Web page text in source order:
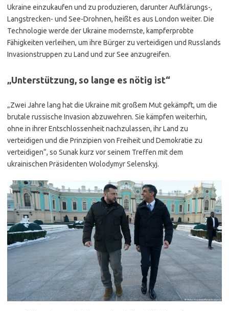
Ukraine einzukaufen und zu produzieren, darunter Aufklärungs-,
Langstrecken- und See-Drohnen, heißt es aus London weiter. Die
Technologie werde der Ukraine modernste, kampferprobte
Fähigkeiten verleihen, um ihre Bürger zu verteidigen und Russlands
Invasionstruppen zu Land und zur See anzugreifen.
„Unterstützung, so lange es nötig ist“
„Zwei Jahre lang hat die Ukraine mit großem Mut gekämpft, um die
brutale russische Invasion abzuwehren. Sie kämpfen weiterhin,
ohne in ihrer Entschlossenheit nachzulassen, ihr Land zu
verteidigen und die Prinzipien von Freiheit und Demokratie zu
verteidigen“, so Sunak kurz vor seinem Treffen mit dem
ukrainischen Präsidenten Wolodymyr Selenskyj.